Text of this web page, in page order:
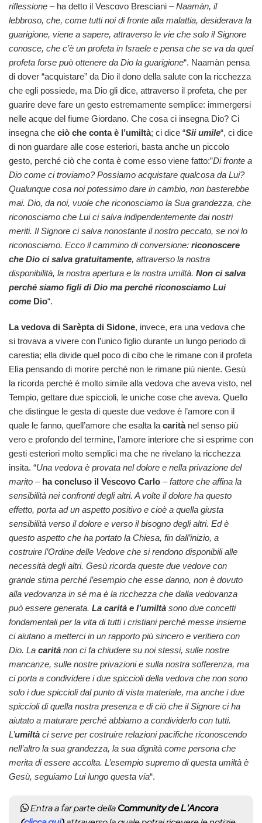
riflessione – ha detto il Vescovo Bresciani – Naamàn, il
lebbroso, che, come tutti noi di fronte alla malattia, desiderava la
guarigione, viene a sapere, attraverso le vie che solo il Signore
conosce, che c’è un profeta in Israele e pensa che se va da quel
profeta forse può ottenere da Dio la guarigione“. Naamàn pensa
di dover “acquistare” da Dio il dono della salute con la ricchezza
che egli possiede, ma Dio gli dice, attraverso il profeta, che per
guarire deve fare un gesto estremamente semplice: immergersi
nelle acque del fiume Giordano. Che cosa ci insegna Dio? Ci
insegna che ciò che conta è l’umiltà; ci dice “Sii umile“, ci dice
di non guardare alle cose esteriori, basta anche un piccolo
gesto, perché ciò che conta è come esso viene fatto:”Di fronte a
Dio come ci troviamo? Possiamo acquistare qualcosa da Lui?
Qualunque cosa noi potessimo dare in cambio, non basterebbe
mai. Dio, da noi, vuole che riconosciamo la Sua grandezza, che
riconosciamo che Lui ci salva indipendentemente dai nostri
meriti. Il Signore ci salva nonostante il nostro peccato, se noi lo
riconosciamo. Ecco il cammino di conversione: riconoscere
che Dio ci salva gratuitamente, attraverso la nostra
disponibilità, la nostra apertura e la nostra umiltà. Non ci salva
perché siamo figli di Dio ma perché riconosciamo Lui
come Dio“.
La vedova di Sarèpta di Sidone, invece, era una vedova che
si trovava a vivere con l’unico figlio durante un lungo periodo di
carestia; ella divide quel poco di cibo che le rimane con il profeta
Elìa pensando di morire perché non le rimane più niente. Gesù
la ricorda perché è molto simile alla vedova che aveva visto, nel
Tempio, gettare due spiccioli, le uniche cose che aveva. Quello
che distingue le gesta di queste due vedove è l’amore con il
quale le fanno, quell’amore che esalta la carità nel senso più
vero e profondo del termine, l’amore interiore che si esprime con
gesti esteriori molto semplici ma che ne rivelano la ricchezza
insita. “Una vedova è provata nel dolore e nella privazione del
marito – ha concluso il Vescovo Carlo – fattore che affina la
sensibilità nei confronti degli altri. A volte il dolore ha questo
effetto, porta ad un aspetto positivo e cioè a quella giusta
sensibilità verso il dolore e verso il bisogno degli altri. Ed è
questo aspetto che ha portato la Chiesa, fin dall’inizio, a
costruire l’Ordine delle Vedove che si rendono disponibili alle
necessità degli altri. Gesù ricorda queste due vedove con
grande stima perché l’esempio che esse danno, non è dovuto
alla vedovanza in sé ma è la ricchezza che dalla vedovanza
può essere generata. La carità e l’umiltà sono due concetti
fondamentali per la vita di tutti i cristiani perché messe insieme
ci aiutano a metterci in un rapporto più sincero e veritiero con
Dio. La carità non ci fa chiudere su noi stessi, sulle nostre
mancanze, sulle nostre privazioni e sulla nostra sofferenza, ma
ci porta a condividere i due spiccioli della vedova che non sono
solo i due spiccioli dal punto di vista materiale, ma anche i due
spiccioli di quella nostra presenza e di ciò che il Signore ci ha
aiutato a maturare perché abbiamo a condividerlo con tutti.
L’umiltà ci serve per costruire relazioni pacifiche riconoscendo
nell’altro la sua grandezza, la sua dignità come persona che
merita di essere accolta. L’esempio supremo di questa umiltà è
Gesù, seguiamo Lui lungo questa via“.
Entra a far parte dellaCommunity de L'Ancora